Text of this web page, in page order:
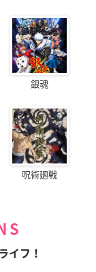
銀魂
呪術廻戦
イフ！